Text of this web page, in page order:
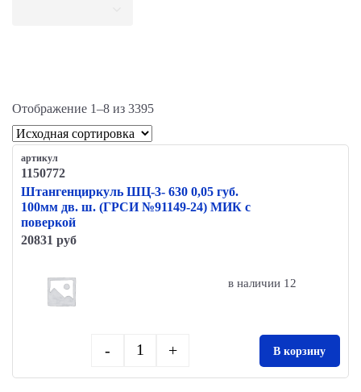
Отображение 1–8 из 3395
артикул
1150772
Штангенциркуль ШЦ-3- 630 0,05 губ.
100мм дв. ш. (ГРСИ №91149-24) МИК с
поверкой
20831 руб
в наличии 12
Quantity
- + В корзину